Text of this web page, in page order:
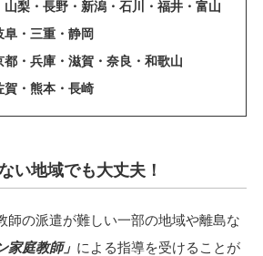
山梨・長野・新潟・石川・福井・富山
阜・三重・静岡
都・兵庫・滋賀・奈良・和歌山
賀・熊本・長崎
い地域でも大丈夫！
師の派遣が難しい一部の地域や離島な
家庭教師」 による指導を受けることが